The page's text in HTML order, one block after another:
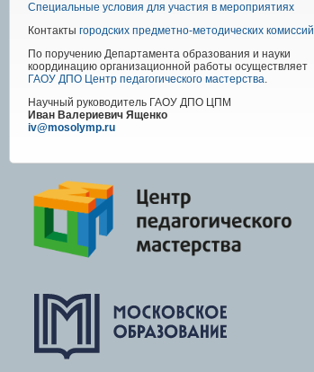
Специальные условия для участия в мероприятиях
Контакты городских предметно-методических комиссий
По поручению Департамента образования и науки
координацию организационной работы осуществляет
ГАОУ ДПО Центр педагогического мастерства.
Научный руководитель ГАОУ ДПО ЦПМ
Иван Валериевич Ященко
iv@mosolymp.ru